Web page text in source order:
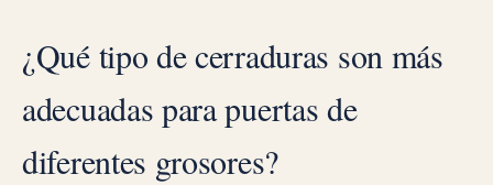
¿Qué tipo de cerraduras son más
adecuadas para puertas de
diferentes grosores?